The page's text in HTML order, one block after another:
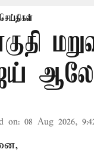
on: 08 Aug 2026,